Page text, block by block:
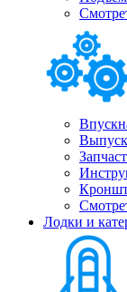
Лодки и